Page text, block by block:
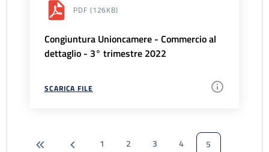
PDF (126KB)
Congiuntura Unioncamere - Commercio al
dettaglio - 3° trimestre 2022
SCARICA FILE
1 2 3 4
5